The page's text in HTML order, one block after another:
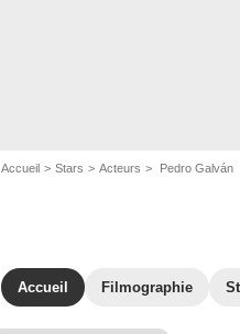
Accueil Stars Acteurs Pedro Galván
Accueil Filmographie